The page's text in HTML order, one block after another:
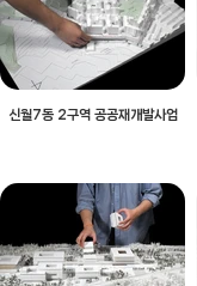
신월7동 2구역 공공재개발사업